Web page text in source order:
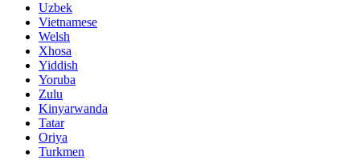
Uzbek
Vietnamese
Welsh
Xhosa
Yiddish
Yoruba
Zulu
Kinyarwanda
Tatar
Oriya
Turkmen